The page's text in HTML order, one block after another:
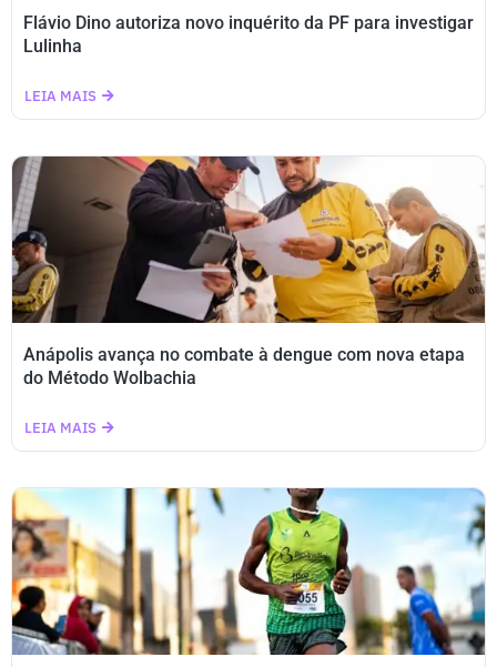
Flávio Dino autoriza novo inquérito da PF para investigar
Lulinha
LEIA MAIS
Anápolis avança no combate à dengue com nova etapa
do Método Wolbachia
LEIA MAIS